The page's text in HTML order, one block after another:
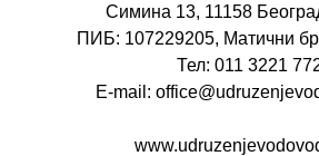
Симина 13, 11158
ПИБ: 107229205, Матични
Тел: 011 3221
E-mail: